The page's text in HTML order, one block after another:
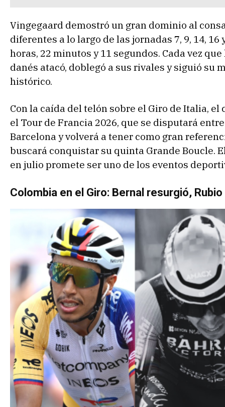
Vingegaard demostró un gran dominio al
diferentes a lo largo de las jornadas 7, 9, 14,
horas, 22 minutos y 11 segundos. Cada vez
danés atacó, doblegó a sus rivales y siguió su
histórico.
Con la caída del telón sobre el Giro de Italia,
el Tour de Francia 2026, que se disputará
Barcelona y volverá a tener como gran
buscará conquistar su quinta Grande Boucle.
en julio promete ser uno de los eventos
Colombia en el Giro: Bernal resurgió,